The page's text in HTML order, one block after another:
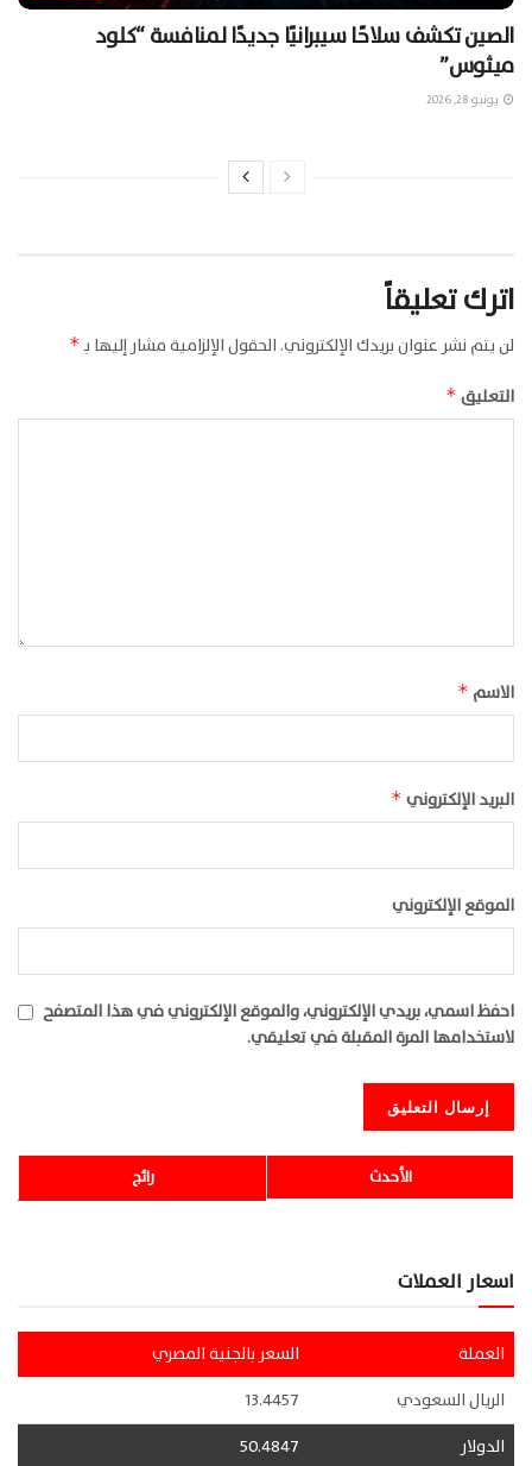
الصين تكشف سلاحًا سيبرانيًا جديدًا لمنافسة “كلود
ميثوس”
يونيو 28, 2026
اترك تعليقاً
لن يتم نشر عنوان بريدك الإلكتروني. الحقول الإلزامية مشار إليها بـ*
التعليق *
الاسم *
البريد الإلكتروني *
الموقع الإلكتروني
احفظ اسمي، بريدي الإلكتروني، والموقع الإلكتروني في هذا المتصفح
لاستخدامها المرة المقبلة في تعليقي.
رائج الأحدث
اسعار العملات
العملة
السعر بالجنية المصري
الريال السعودي
13.4457
الدولار
50.4847